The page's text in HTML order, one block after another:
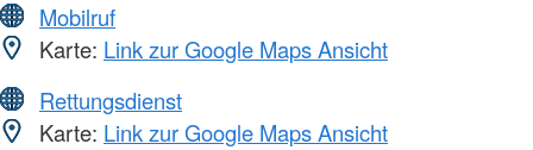
Mobilruf
Karte: Link zur Google Maps Ansicht
Rettungsdienst
Karte: Link zur Google Maps Ansicht